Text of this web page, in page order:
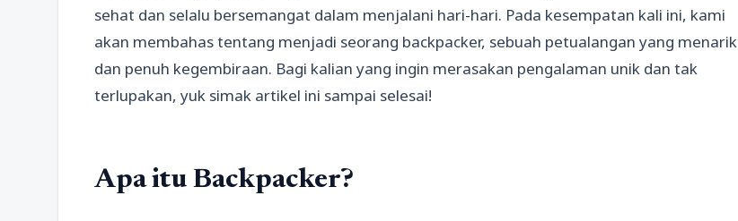
sehat dan selalu bersemangat dalam menjalani hari-hari. Pada kesempatan kali ini, kami
akan membahas tentang menjadi seorang backpacker, sebuah petualangan yang menarik
dan penuh kegembiraan. Bagi kalian yang ingin merasakan pengalaman unik dan tak
terlupakan, yuk simak artikel ini sampai selesai!
Apa itu Backpacker?